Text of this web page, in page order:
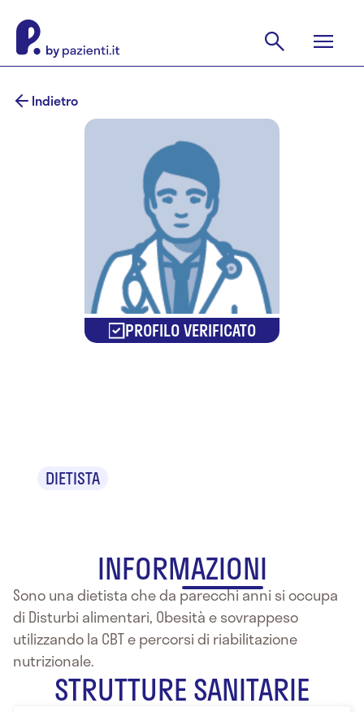
Indietro
PROFILO VERIFICATO
DIETISTA
INFORMAZIONI
Sono una dietista che da parecchi anni si occupa
di Disturbi alimentari, Obesità e sovrappeso
utilizzando la CBT e percorsi di riabilitazione
nutrizionale.
STRUTTURE SANITARIE